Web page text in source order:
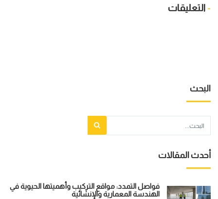
- التعليقات
البحث
أحدث المقالات
فواصل التمدد: مواقع التركيب وأهميتها الحيوية في
الهندسة المعمارية والإنشائية